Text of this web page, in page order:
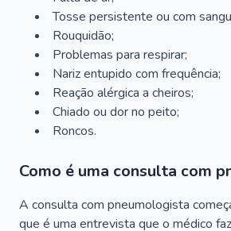
Tosse persistente ou com
Rouquidão;
Problemas para respirar;
Nariz entupido com frequência;
Reação alérgica a cheiros;
Chiado ou dor no peito;
Roncos.
Como é uma consulta com
A consulta com pneumologista
que é uma entrevista que o médico